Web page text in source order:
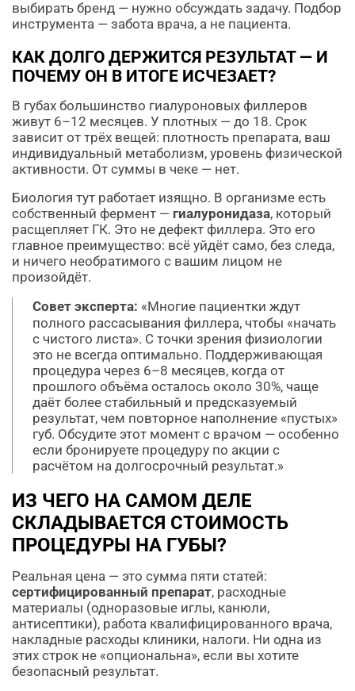
выбирать бренд — нужно обсуждать задачу. Подбор
инструмента — забота врача, а не пациента.
КАК ДОЛГО ДЕРЖИТСЯ РЕЗУЛЬТАТ — И
ПОЧЕМУ ОН В ИТОГЕ ИСЧЕЗАЕТ?
В губах большинство гиалуроновых филлеров
живут 6–12 месяцев. У плотных — до 18. Срок
зависит от трёх вещей: плотность препарата, ваш
индивидуальный метаболизм, уровень физической
активности. От суммы в чеке — нет.
Биология тут работает изящно. В организме есть
собственный фермент — гиалуронидаза, который
расщепляет ГК. Это не дефект филлера. Это его
главное преимущество: всё уйдёт само, без следа,
и ничего необратимого с вашим лицом не
произойдёт.
Совет эксперта: «Многие пациентки ждут
полного рассасывания филлера, чтобы «начать
с чистого листа». С точки зрения физиологии
это не всегда оптимально. Поддерживающая
процедура через 6–8 месяцев, когда от
прошлого объёма осталось около 30%, чаще
даёт более стабильный и предсказуемый
результат, чем повторное наполнение «пустых»
губ. Обсудите этот момент с врачом — особенно
если бронируете процедуру по акции с
расчётом на долгосрочный результат.»
ИЗ ЧЕГО НА САМОМ ДЕЛЕ
СКЛАДЫВАЕТСЯ СТОИМОСТЬ
ПРОЦЕДУРЫ НА ГУБЫ?
Реальная цена — это сумма пяти статей:
сертифицированный препарат, расходные
материалы (одноразовые иглы, канюли,
антисептики), работа квалифицированного врача,
накладные расходы клиники, налоги. Ни одна из
этих строк не «опциональна», если вы хотите
безопасный результат.